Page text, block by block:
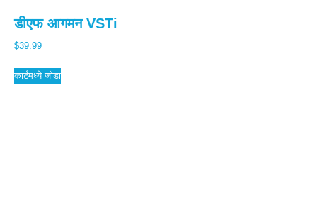
डीएफ आगमन VSTi
$39.99
कार्टमध्ये जोडा